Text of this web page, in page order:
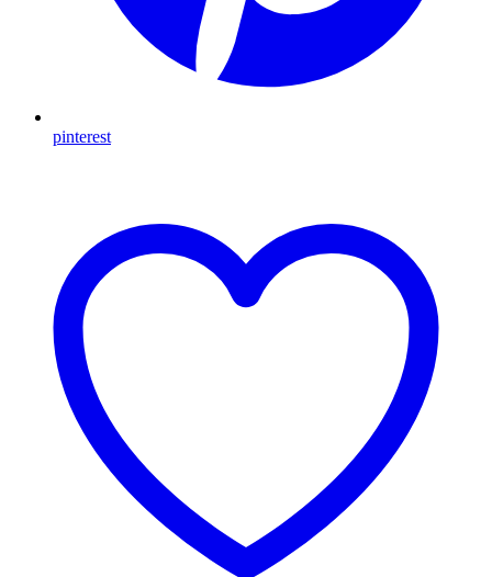
pinterest